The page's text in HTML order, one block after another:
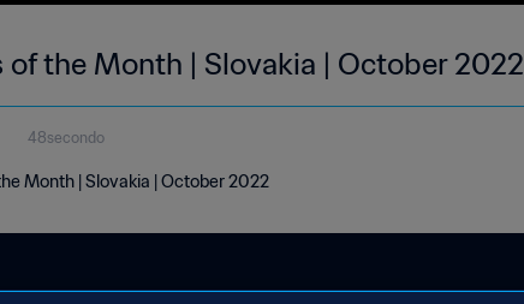
of the Month | Slovakia | October 2022
48secondo
Month | Slovakia | October 2022